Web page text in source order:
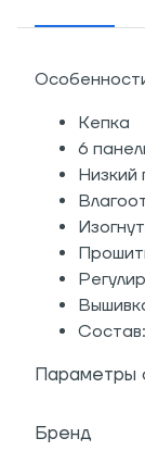
Кепка
6
Низкий
Параметры
Бренд